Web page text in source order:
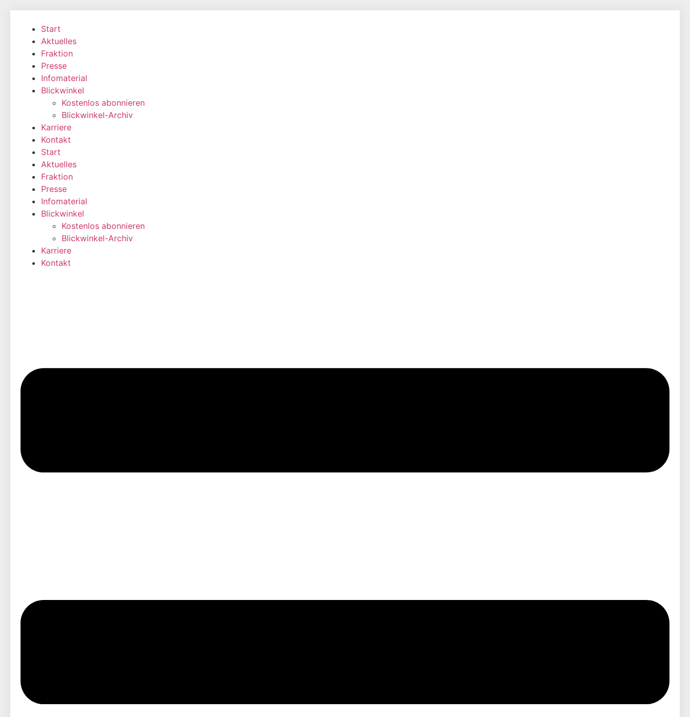
wechseln
Start
Aktuelles
Fraktion
Presse
Infomaterial
Blickwinkel
Kostenlos abonnieren
Blickwinkel-Archiv
Karriere
Kontakt
Start
Aktuelles
Fraktion
Presse
Infomaterial
Blickwinkel
Kostenlos abonnieren
Blickwinkel-Archiv
Karriere
Kontakt